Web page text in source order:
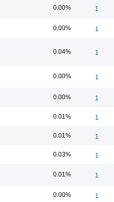
0.00% 1
0.00% 1
0.04% 1
0.00% 1
0.00% 1
0.01% 1
0.01% 1
0.03% 1
0.01% 1
0.00% 1